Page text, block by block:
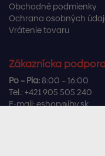
Obchodné podmienky
Ochrana osobných
Vrátenie tovaru
Zákaznícka
Po – Pia:8:00 – 16:00
Tel.: +421 905 505 240
E-mail:eshop@ibv.sk